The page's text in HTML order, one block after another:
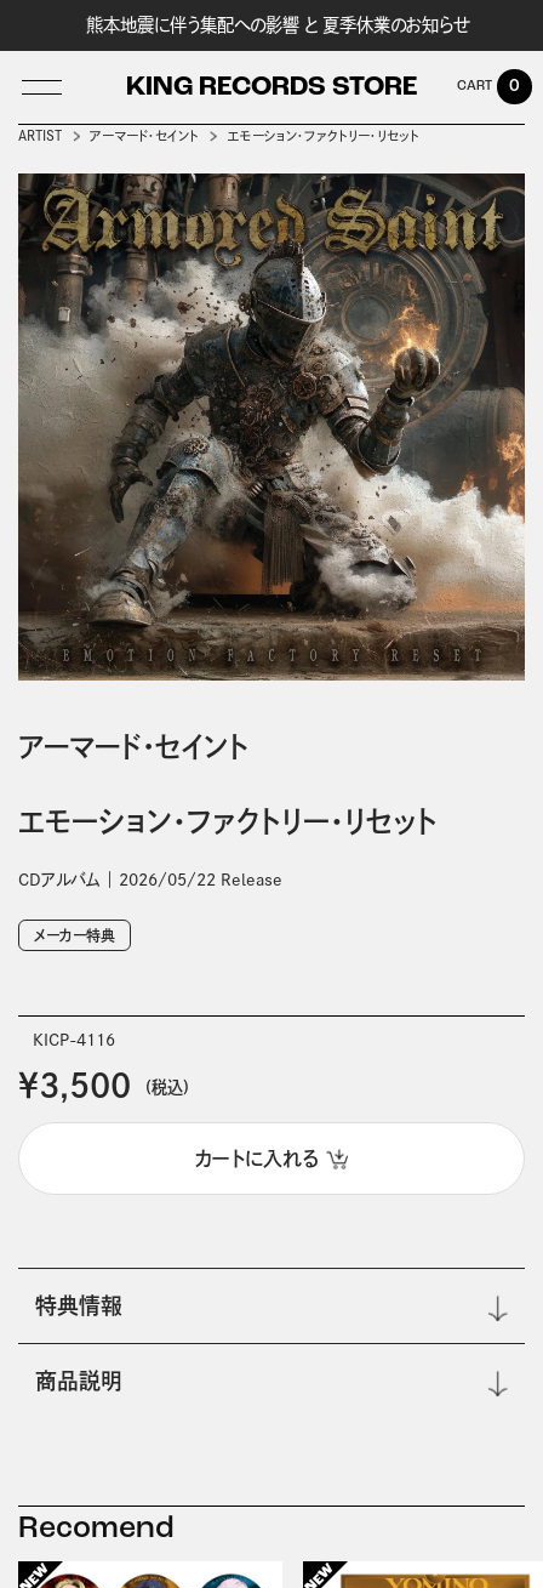
熊本地震に伴う集配への影響 と 夏季休業のお知らせ
KING RECORDS STORE
LOG IN
0
ARTIST アーマード・セイント エモーション・ファクトリー・リセット
アーマード・セイント
エモーション・ファクトリー・リセット
CDアルバム 2026/05/22 Release
メーカー特典
KICP-4116
￥3,500 (税込)
カートに入れる
特典情報
商品説明
Recomend